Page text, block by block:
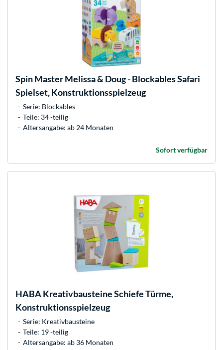
Spin MasterMelissa & Doug - Blockables Safari
Spielset, Konstruktionsspielzeug
Serie: Blockables
Teile: 34 -teilig
Altersangabe: ab 24 Monaten
Sofort verfügbar
HABAKreativbausteine Schiefe Türme,
Konstruktionsspielzeug
Serie: Kreativbausteine
Teile: 19 -teilig
Altersangabe: ab 36 Monaten